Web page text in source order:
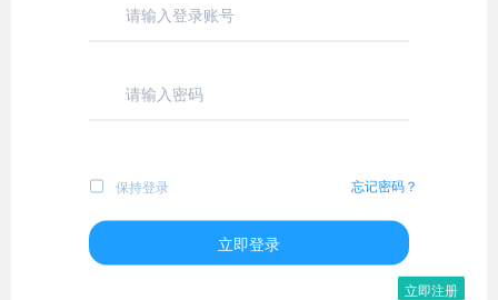
保持登录 忘记密码？
立即登录
立即注册